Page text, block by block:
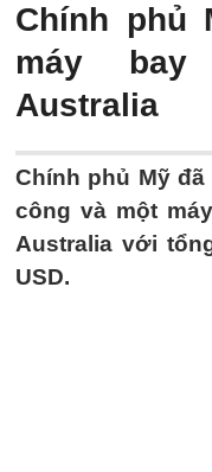
Chính phủ
máy
Australia
Chính phủ Mỹ
công và một
Australia với
USD.